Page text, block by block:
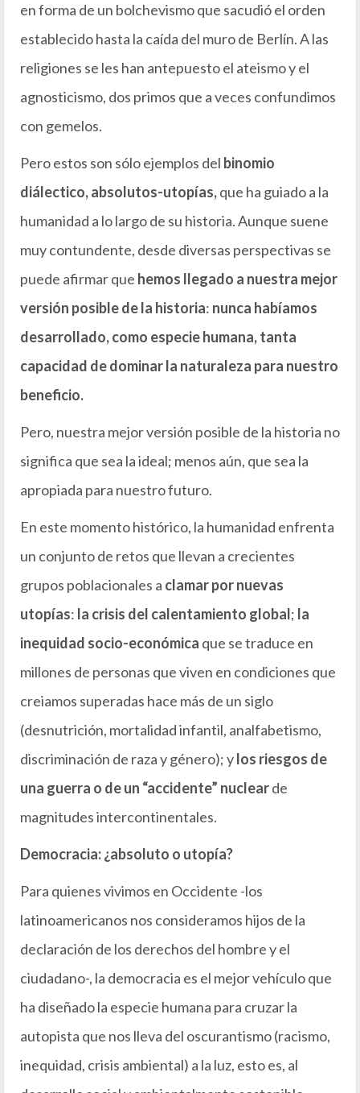
en forma de un bolchevismo que sacudió el orden
establecido hasta la caída del muro de Berlín. A las
religiones se les han antepuesto el ateismo y el
agnosticismo, dos primos que a veces confundimos
con gemelos.
Pero estos son sólo ejemplos del binomio
diálectico, absolutos-utopías,que ha guiado a la
humanidad a lo largo de su historia. Aunque suene
muy contundente, desde diversas perspectivas se
puede afirmar que hemos llegado a nuestra mejor
versión posible de la historia: nunca habíamos
desarrollado, como especie humana, tanta
capacidad de dominar la naturaleza para nuestro
beneficio.
Pero, nuestra mejor versión posible de la historia no
significa que sea la ideal; menos aún, que sea la
apropiada para nuestro futuro.
En este momento histórico, la humanidad enfrenta
un conjunto de retos que llevan a crecientes
grupos poblacionales a clamar por nuevas
utopías: la crisis del calentamiento global; la
inequidad socio-económica que se traduce en
millones de personas que viven en condiciones que
creiamos superadas hace más de un siglo
(desnutrición, mortalidad infantil, analfabetismo,
discriminación de raza y género); ylos riesgos de
una guerra o de un “accidente” nuclearde
magnitudes intercontinentales.
Democracia: ¿absoluto o utopía?
Para quienes vivimos en Occidente -los
latinoamericanos nos consideramos hijos de la
declaración de los derechos del hombre y el
ciudadano-, la democracia es el mejor vehículo que
ha diseñado la especie humana para cruzar la
autopista que nos lleva del oscurantismo (racismo,
inequidad, crisis ambiental) a la luz, esto es, al